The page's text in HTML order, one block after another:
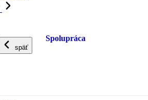
späť
Spolupráca